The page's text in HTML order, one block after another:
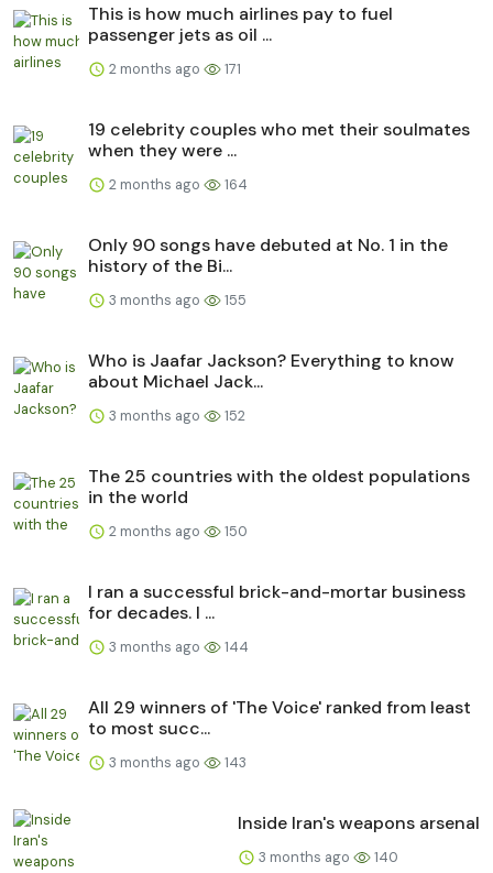
This is how much airlines pay to fuel
passenger jets as oil ...
2 months ago 171
19 celebrity couples who met their soulmates
when they were ...
2 months ago 164
Only 90 songs have debuted at No. 1 in the
history of the Bi...
3 months ago 155
Who is Jaafar Jackson? Everything to know
about Michael Jack...
3 months ago 152
The 25 countries with the oldest populations
in the world
2 months ago 150
I ran a successful brick-and-mortar business
for decades. I ...
3 months ago 144
All 29 winners of 'The Voice' ranked from least
to most succ...
3 months ago 143
Inside Iran's weapons arsenal
3 months ago 140